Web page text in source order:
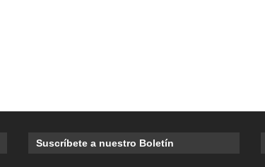
Suscríbete a nuestro Boletín